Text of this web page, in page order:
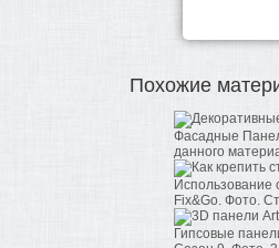
Похожие
Фасадные
данного
Fix&Go. Фото.
Гипсовые